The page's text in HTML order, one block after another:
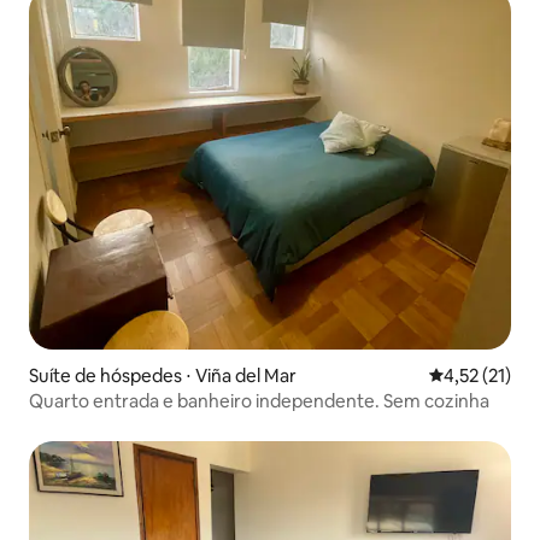
Suíte de hóspedes ⋅ Viña del Mar 4,52 de uma
4,52 (21)
Quarto entrada e banheiro independente. Sem cozinha